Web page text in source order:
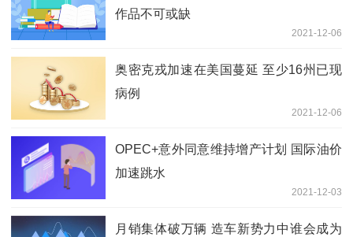
作品不可或缺
2021-12-06
奥密克戎加速在美国蔓延 至少16州已现
病例
2021-12-06
OPEC+意外同意维持增产计划 国际油价
加速跳水
2021-12-03
月销集体破万辆 造车新势力中谁会成为